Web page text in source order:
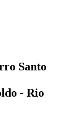
Santo
- Rio